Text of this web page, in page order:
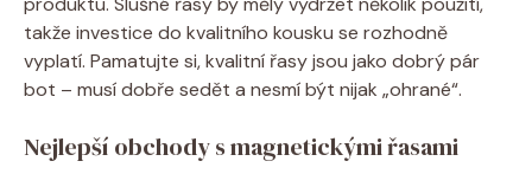
takže investice do kvalitního kousku se rozhodně
vyplatí. Pamatujte si, kvalitní řasy jsou jako dobrý pár
bot – musí dobře sedět a nesmí být nijak „ohrané“.
Nejlepší obchody s magnetickými řasami